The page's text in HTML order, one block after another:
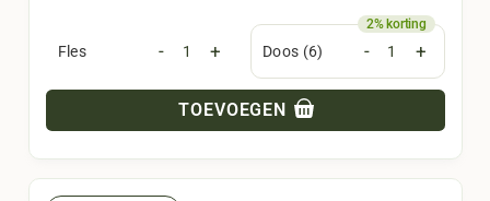
was:
is:
44,95.
Fles - + Doos (6) - +
TOEVOEGEN